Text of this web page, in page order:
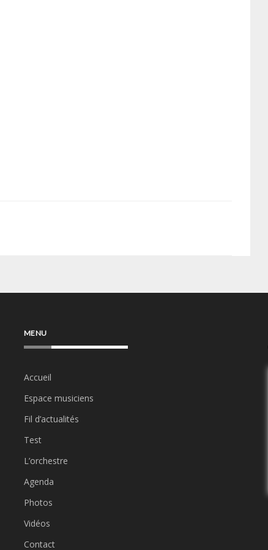
MENU
Accueil
Espace musiciens
Fil d’actualités
Test
L’orchestre
Agenda
Photos
Vidéos
Contact